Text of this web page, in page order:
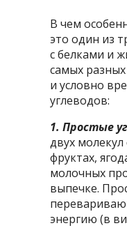
В чем
это один из
с белками и
самых
и условно
углеводов:
1. Простые
двух молекул
фруктах,
молочных
выпечке.
энергию (в